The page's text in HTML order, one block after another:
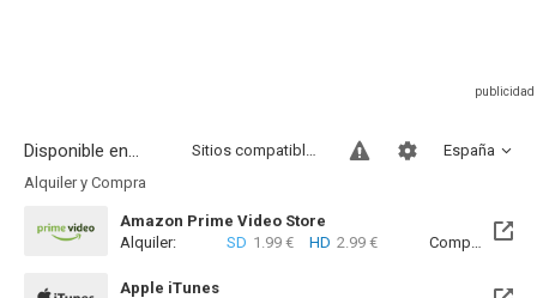
Disponible en... España
Sitios compatibles
Alquiler y Compra
Amazon Prime Video Store
Alquiler:
SD 1.99 € HD 2.99 € Compra: SD
Apple iTunes